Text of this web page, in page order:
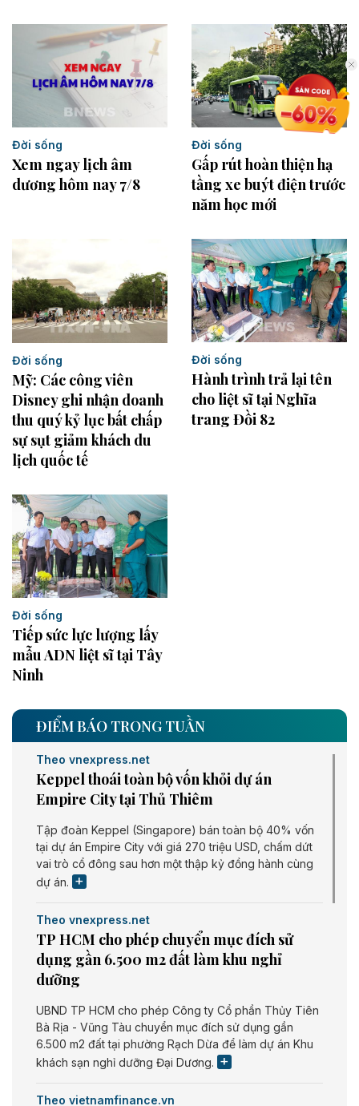
Đời sống
Xem ngay lịch âm
dương hôm nay 7/8
Đời sống
Gấp rút hoàn thiện hạ
tầng xe buýt điện trước
năm học mới
Đời sống
Mỹ: Các công viên
Disney ghi nhận doanh
thu quý kỷ lục bất chấp
sự sụt giảm khách du
lịch quốc tế
Đời sống
Hành trình trả lại tên
cho liệt sĩ tại Nghĩa
trang Đồi 82
Đời sống
Tiếp sức lực lượng lấy
mẫu ADN liệt sĩ tại Tây
Ninh
ĐIỂM BÁO TRONG TUẦN
Theo vnexpress.net
Keppel thoái toàn bộ vốn khỏi dự án
Empire City tại Thủ Thiêm
Tập đoàn Keppel (Singapore) bán toàn bộ 40% vốn
tại dự án Empire City với giá 270 triệu USD, chấm dứt
vai trò cổ đông sau hơn một thập kỷ đồng hành cùng
dự án.
Theo vnexpress.net
TP HCM cho phép chuyển mục đích sử
dụng gần 6.500 m2 đất làm khu nghỉ
dưỡng
UBND TP HCM cho phép Công ty Cổ phần Thủy Tiên
Bà Rịa - Vũng Tàu chuyển mục đích sử dụng gần
6.500 m2 đất tại phường Rạch Dừa để làm dự án Khu
khách sạn nghỉ dưỡng Đại Dương.
Theo vietnamfinance.vn